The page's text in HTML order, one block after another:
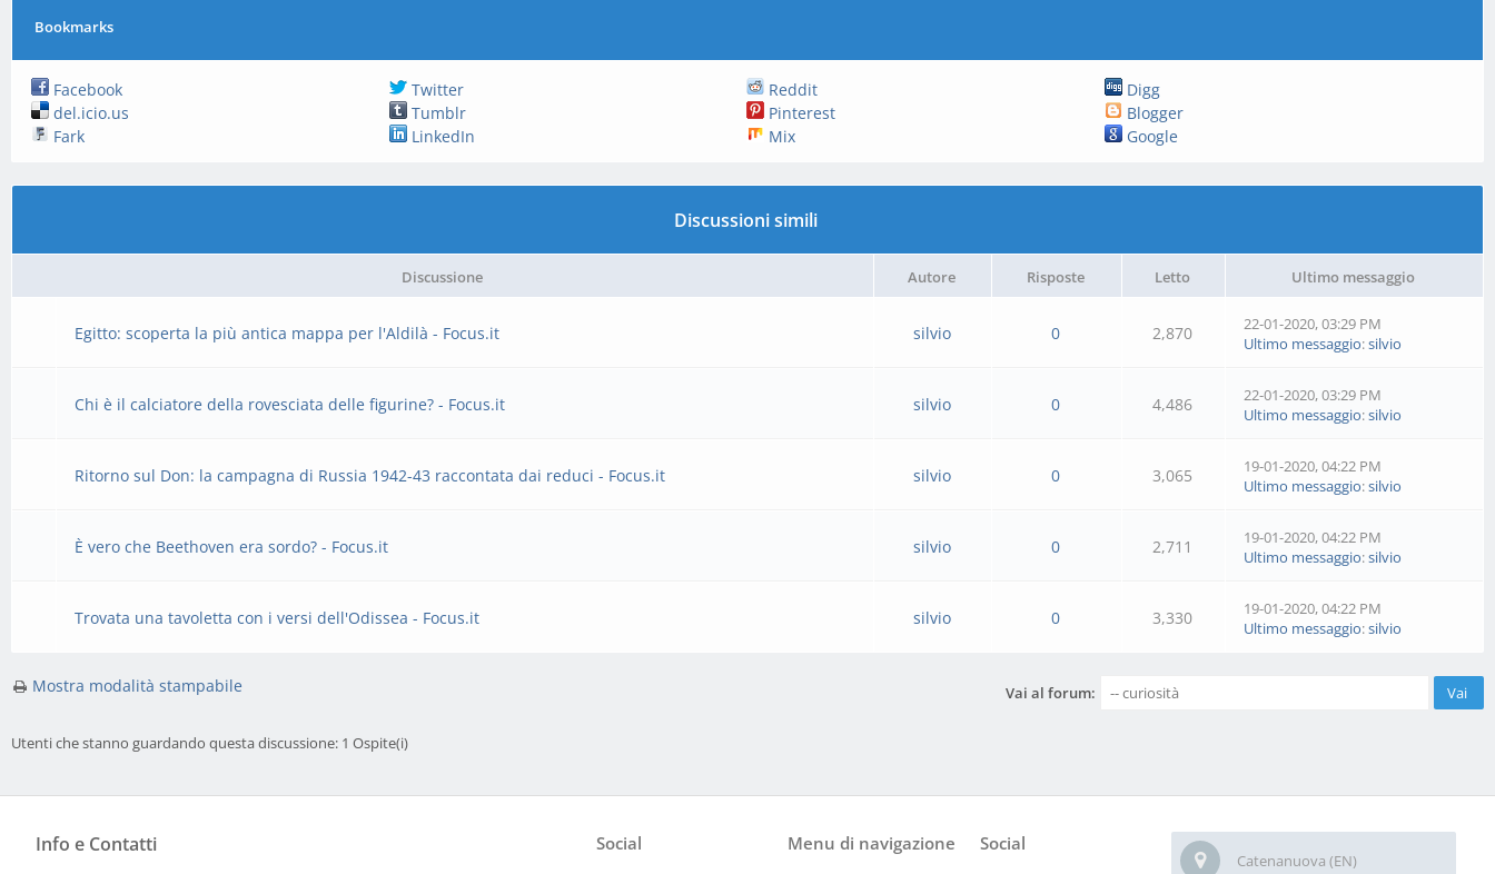
Bookmarks
Facebook Twitter Reddit
Digg
del.icio.us
Tumblr Pinterest
Blogger
Fark
LinkedIn Mix Google
Discussioni simili
Discussione Autore Risposte Letto Ultimo messaggio
Egitto: scoperta la più antica mappa per l'Aldilà - Focus.it silvio 0 2,870
22-01-2020, 03:29 PM
Ultimo messaggio:silvio
Chi è il calciatore della rovesciata delle figurine? - Focus.it silvio 0 4,486
22-01-2020, 03:29 PM
Ultimo messaggio:silvio
Ritorno sul Don: la campagna di Russia 1942-43 raccontata dai reduci - Focus.it silvio 0 3,065
19-01-2020, 04:22 PM
Ultimo messaggio:silvio
È vero che Beethoven era sordo? - Focus.it silvio 0 2,711
19-01-2020, 04:22 PM
Ultimo messaggio:silvio
Trovata una tavoletta con i versi dell'Odissea - Focus.it silvio 0 3,330
19-01-2020, 04:22 PM
Ultimo messaggio:silvio
Mostra modalità stampabile Vai al forum:
Utenti che stanno guardando questa discussione: 1 Ospite(i)
Info e Contatti
Catenanuova (EN)
Social
Menu di navigazione
Social